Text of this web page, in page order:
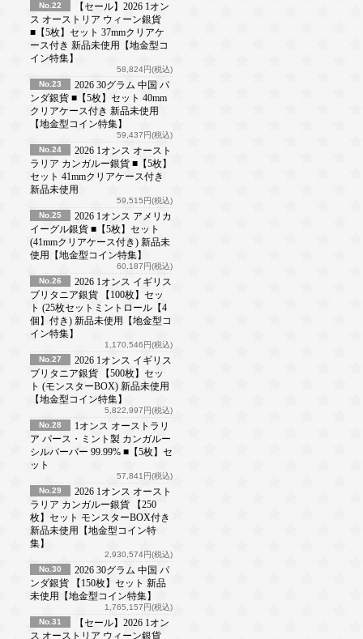
No.22
【セール】2026 1オン
ス オーストリア ウィーン銀貨
■【5枚】セット 37mmクリアケ
ース付き 新品未使用【地金型コ
イン特集】
58,824円(税込)
No.23
2026 30グラム 中国 パ
ンダ銀貨 ■【5枚】セット 40mm
クリアケース付き 新品未使用
【地金型コイン特集】
59,437円(税込)
No.24
2026 1オンス オースト
ラリア カンガルー銀貨 ■【5枚】
セット 41mmクリアケース付き
新品未使用
59,515円(税込)
No.25
2026 1オンス アメリカ
イーグル銀貨 ■【5枚】セット
(41mmクリアケース付き) 新品未
使用【地金型コイン特集】
60,187円(税込)
No.26
2026 1オンス イギリス
ブリタニア銀貨 【100枚】セッ
ト (25枚セットミントロール【4
個】付き) 新品未使用【地金型コ
イン特集】
1,170,546円(税込)
No.27
2026 1オンス イギリス
ブリタニア銀貨 【500枚】セッ
ト (モンスターBOX) 新品未使用
【地金型コイン特集】
5,822,997円(税込)
No.28
1オンス オーストラリ
ア パース・ミント製 カンガルー
シルバーバー 99.99% ■【5枚】セ
ット
57,841円(税込)
No.29
2026 1オンス オースト
ラリア カンガルー銀貨 【250
枚】セット モンスターBOX付き
新品未使用【地金型コイン特
集】
2,930,574円(税込)
No.30
2026 30グラム 中国 パ
ンダ銀貨 【150枚】セット 新品
未使用【地金型コイン特集】
1,765,157円(税込)
No.31
【セール】2026 1オン
ス オーストリア ウィーン銀貨